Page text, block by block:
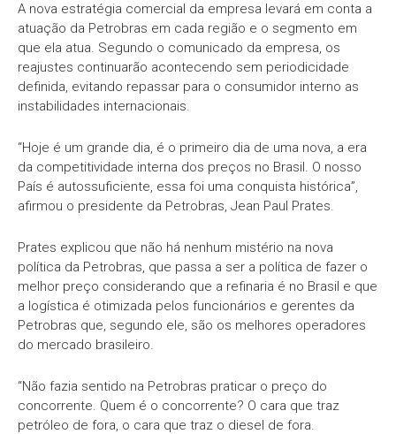
A nova estratégia comercial da empresa levará em conta a
atuação da Petrobras em cada região e o segmento em
que ela atua. Segundo o comunicado da empresa, os
reajustes continuarão acontecendo sem periodicidade
definida, evitando repassar para o consumidor interno as
instabilidades internacionais.
“Hoje é um grande dia, é o primeiro dia de uma nova, a era
da competitividade interna dos preços no Brasil. O nosso
País é autossuficiente, essa foi uma conquista histórica”,
afirmou o presidente da Petrobras, Jean Paul Prates.
Prates explicou que não há nenhum mistério na nova
política da Petrobras, que passa a ser a política de fazer o
melhor preço considerando que a refinaria é no Brasil e que
a logística é otimizada pelos funcionários e gerentes da
Petrobras que, segundo ele, são os melhores operadores
do mercado brasileiro.
“Não fazia sentido na Petrobras praticar o preço do
concorrente. Quem é o concorrente? O cara que traz
petróleo de fora, o cara que traz o diesel de fora.